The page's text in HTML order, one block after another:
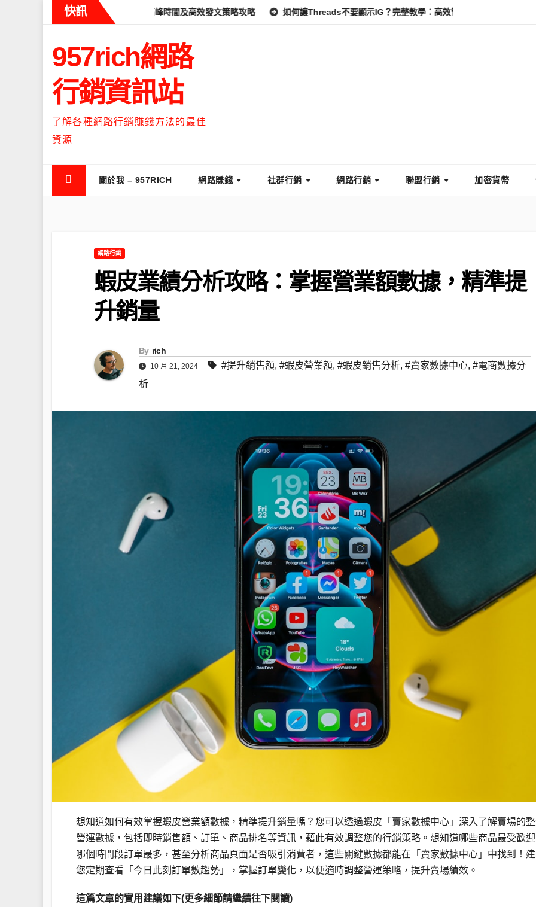
快訊
麼時候流量最高？流量高峰時間及高效發文策略攻略 如何讓Threads不要顯示IG？完整教學：高效管理你的線上隱私與數據安全
957rich網路
行銷資訊站
了解各種網路行銷賺錢方法的最佳
資源
關於我 – 957RICH 網路賺錢 社群行銷 網路行銷 聯盟行銷 加密貨幣
網路行銷
蝦皮業績分析攻略：掌握營業額數據，精準提
升銷量
By rich
10 月 21, 2024 #提升銷售額, #蝦皮營業額, #蝦皮銷售分析, #賣家數據中心, #電商數據分
析
想知道如何有效掌握蝦皮營業額數據，精準提升銷量嗎？您可以透過蝦皮「賣家數據中心」深入了解賣場的
營運數據，包括即時銷售額、訂單、商品排名等資訊，藉此有效調整您的行銷策略。想知道哪些商品最受歡
哪個時間段訂單最多，甚至分析商品頁面是否吸引消費者，這些關鍵數據都能在「賣家數據中心」中找到！
您定期查看「今日此刻訂單數趨勢」，掌握訂單變化，以便適時調整營運策略，提升賣場績效。
這篇文章的實用建議如下(更多細節請繼續往下閱讀)